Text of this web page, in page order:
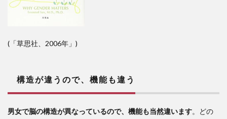
(「草思社、2006年」)
構造が違うので、機能も違う
男女で脳の構造が異なっているので、機能も当然違います。どの